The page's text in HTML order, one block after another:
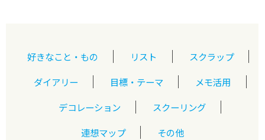
好きなこと・もの リスト
スクラップ
ダイアリー
目標・テーマ
メモ活用
デコレーション
スクーリング
連想マップ
その他